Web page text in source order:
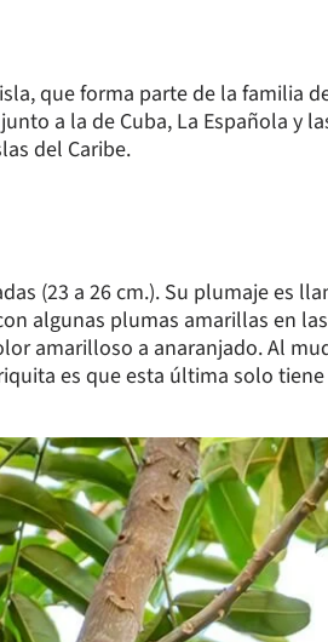
que forma parte de la familia
a la de Cuba, La Española y
del Caribe.
(23 a 26 cm.). Su plumaje es
algunas plumas amarillas en
amarilloso a anaranjado. Al
es que esta última solo